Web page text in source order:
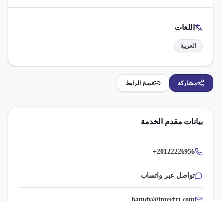
اللغات
العربية
مشاركة نسخ الرابط
بيانات مقدم الخدمة
+20122226956
تواصل عبر واتساب
hamdy@interfrt.com